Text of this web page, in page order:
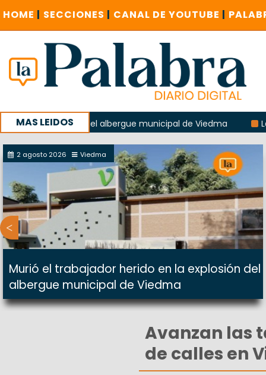
HOME | SECCIONES | CANAL DE YOUTUBE |
MAS LEIDOSdel albergue municipal de Viedma La
con un encuentro provincial en Roca
2 agosto 2026 Viedma
Murió el trabajador herido en la explosión del
albergue municipal de Viedma
Avanzan las
de calles en